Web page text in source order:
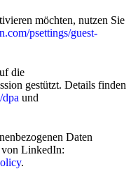
möchten, nutzen Sie
psettings/guest-
die
gestützt. Details finden
und
Daten
von LinkedIn:
.